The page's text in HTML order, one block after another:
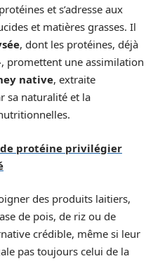
et s’adresse aux
et matières grasses. Il
, dont les protéines, déjà
promettent une assimilation
native, extraite
sa naturalité et la
protéine privilégier
des produits laitiers,
de pois, de riz ou de
crédible, même si leur
pas toujours celui de la